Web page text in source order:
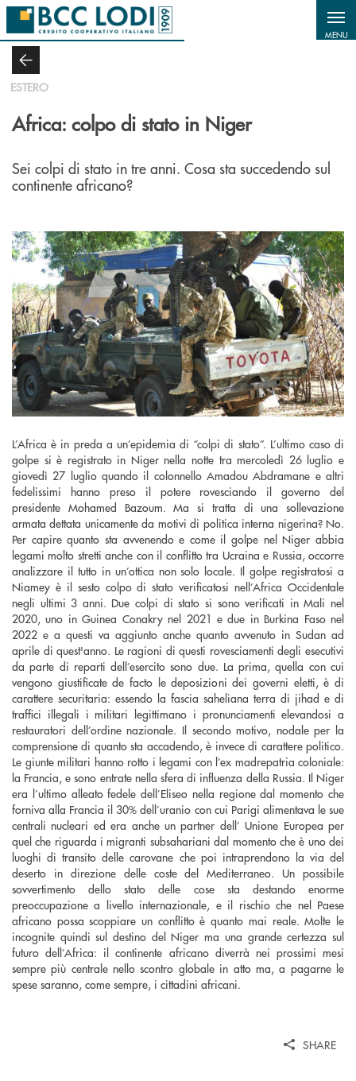
Salta al contenuto principale
MENU
ESTERO
Africa: colpo di stato in Niger
Sei colpi di stato in tre anni. Cosa sta succedendo sul
continente africano?
L’Africa è in preda a un’epidemia di “colpi di stato”. L’ultimo caso di
golpe si è registrato in Niger nella notte tra mercoledì 26 luglio e
giovedì 27 luglio quando il colonnello Amadou Abdramane e altri
fedelissimi hanno preso il potere rovesciando il governo del
presidente Mohamed Bazoum. Ma si tratta di una sollevazione
armata dettata unicamente da motivi di politica interna nigerina? No.
Per capire quanto sta avvenendo e come il golpe nel Niger abbia
legami molto stretti anche con il conflitto tra Ucraina e Russia, occorre
analizzare il tutto in un’ottica non solo locale. Il golpe registratosi a
Niamey è il sesto colpo di stato verificatosi nell’Africa Occidentale
negli ultimi 3 anni. Due colpi di stato si sono verificati in Mali nel
2020, uno in Guinea Conakry nel 2021 e due in Burkina Faso nel
2022 e a questi va aggiunto anche quanto avvenuto in Sudan ad
aprile di quest'anno. Le ragioni di questi rovesciamenti degli esecutivi
da parte di reparti dell’esercito sono due. La prima, quella con cui
vengono giustificate de facto le deposizioni dei governi eletti, è di
carattere securitaria: essendo la fascia saheliana terra di jihad e di
traffici illegali i militari legittimano i pronunciamenti elevandosi a
restauratori dell’ordine nazionale. Il secondo motivo, nodale per la
comprensione di quanto sta accadendo, è invece di carattere politico.
Le giunte militari hanno rotto i legami con l’ex madrepatria coloniale:
la Francia, e sono entrate nella sfera di influenza della Russia. Il Niger
era l’ultimo alleato fedele dell’Eliseo nella regione dal momento che
forniva alla Francia il 30% dell’uranio con cui Parigi alimentava le sue
centrali nucleari ed era anche un partner dell’ Unione Europea per
quel che riguarda i migranti subsahariani dal momento che è uno dei
luoghi di transito delle carovane che poi intraprendono la via del
deserto in direzione delle coste del Mediterraneo. Un possibile
sovvertimento dello stato delle cose sta destando enorme
preoccupazione a livello internazionale, e il rischio che nel Paese
africano possa scoppiare un conflitto è quanto mai reale. Molte le
incognite quindi sul destino del Niger ma una grande certezza sul
futuro dell’Africa: il continente africano diverrà nei prossimi mesi
sempre più centrale nello scontro globale in atto ma, a pagarne le
spese saranno, come sempre, i cittadini africani.
SHARE